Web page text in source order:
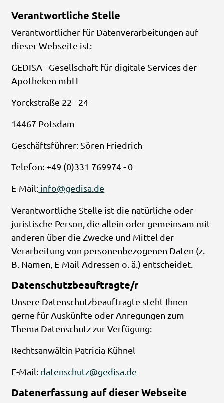
Verantwortliche Stelle
Verantwortlicher für Datenverarbeitungen auf
dieser Webseite ist:
GEDISA - Gesellschaft für digitale Services der
Apotheken mbH
Yorckstraße 22 - 24
14467 Potsdam
Geschäftsführer: Sören Friedrich
Telefon: +49 (0)331 769974 - 0
E-Mail: info@gedisa.de
Verantwortliche Stelle ist die natürliche oder
juristische Person, die allein oder gemeinsam mit
anderen über die Zwecke und Mittel der
Verarbeitung von personenbezogenen Daten (z.
B. Namen, E-Mail-Adressen o. ä.) entscheidet.
Datenschutzbeauftragte/r
Unsere Datenschutzbeauftragte steht Ihnen
gerne für Auskünfte oder Anregungen zum
Thema Datenschutz zur Verfügung:
Rechtsanwältin Patricia Kühnel
E-Mail: datenschutz@gedisa.de
Datenerfassung auf dieser Webseite